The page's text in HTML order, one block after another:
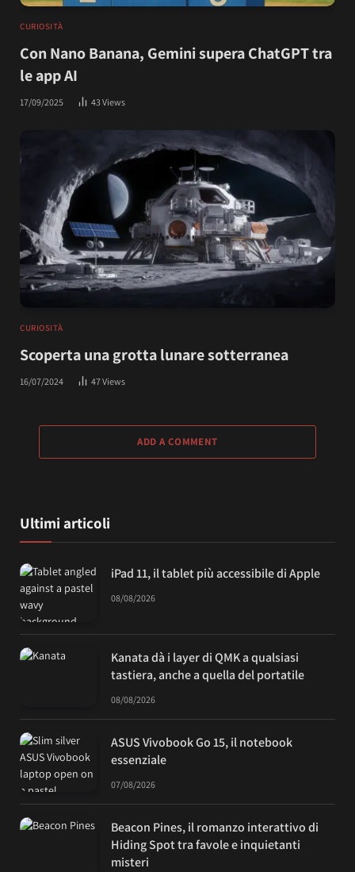
CURIOSITÀ
Con Nano Banana, Gemini supera ChatGPT tra
le app AI
17/09/2025 43Views
CURIOSITÀ
Scoperta una grotta lunare sotterranea
16/07/2024 47Views
ADD A COMMENT
Ultimi articoli
iPad 11, il tablet più accessibile di Apple
08/08/2026
Kanata dà i layer di QMK a qualsiasi
tastiera, anche a quella del portatile
08/08/2026
ASUS Vivobook Go 15, il notebook
essenziale
07/08/2026
Beacon Pines, il romanzo interattivo di
Hiding Spot tra favole e inquietanti
misteri